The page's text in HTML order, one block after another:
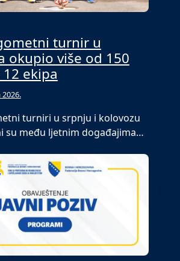
turnir u
okupio više od 150
ekipa
turniri u srpnju i kolovozu
su među ljetnim događajima…